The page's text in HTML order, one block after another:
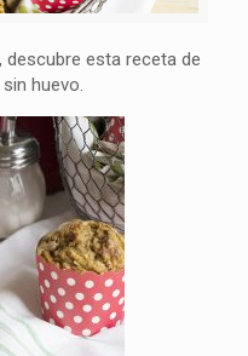
descubre esta receta de
huevo.